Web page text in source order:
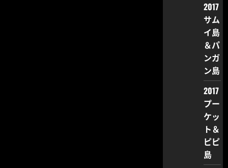
2017
サム
イ島
＆パ
ンガ
ン島
2017
プー
ケッ
ト＆
ピピ
島